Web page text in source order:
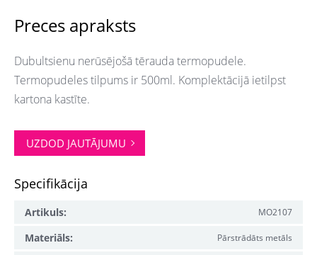
Preces apraksts
Dubultsienu nerūsējošā tērauda termopudele.
Termopudeles tilpums ir 500ml. Komplektācijā ietilpst
kartona kastīte.
UZDOD JAUTĀJUMU
Specifikācija
Artikuls: MO2107
Materiāls: Pārstrādāts metāls